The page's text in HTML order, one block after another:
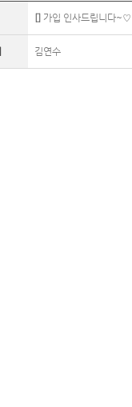
[] 가입 인사드립니다~♡
김연수